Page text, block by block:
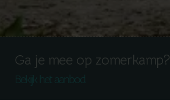
Ga je mee op zomerkamp?
Bekijk het aanbod